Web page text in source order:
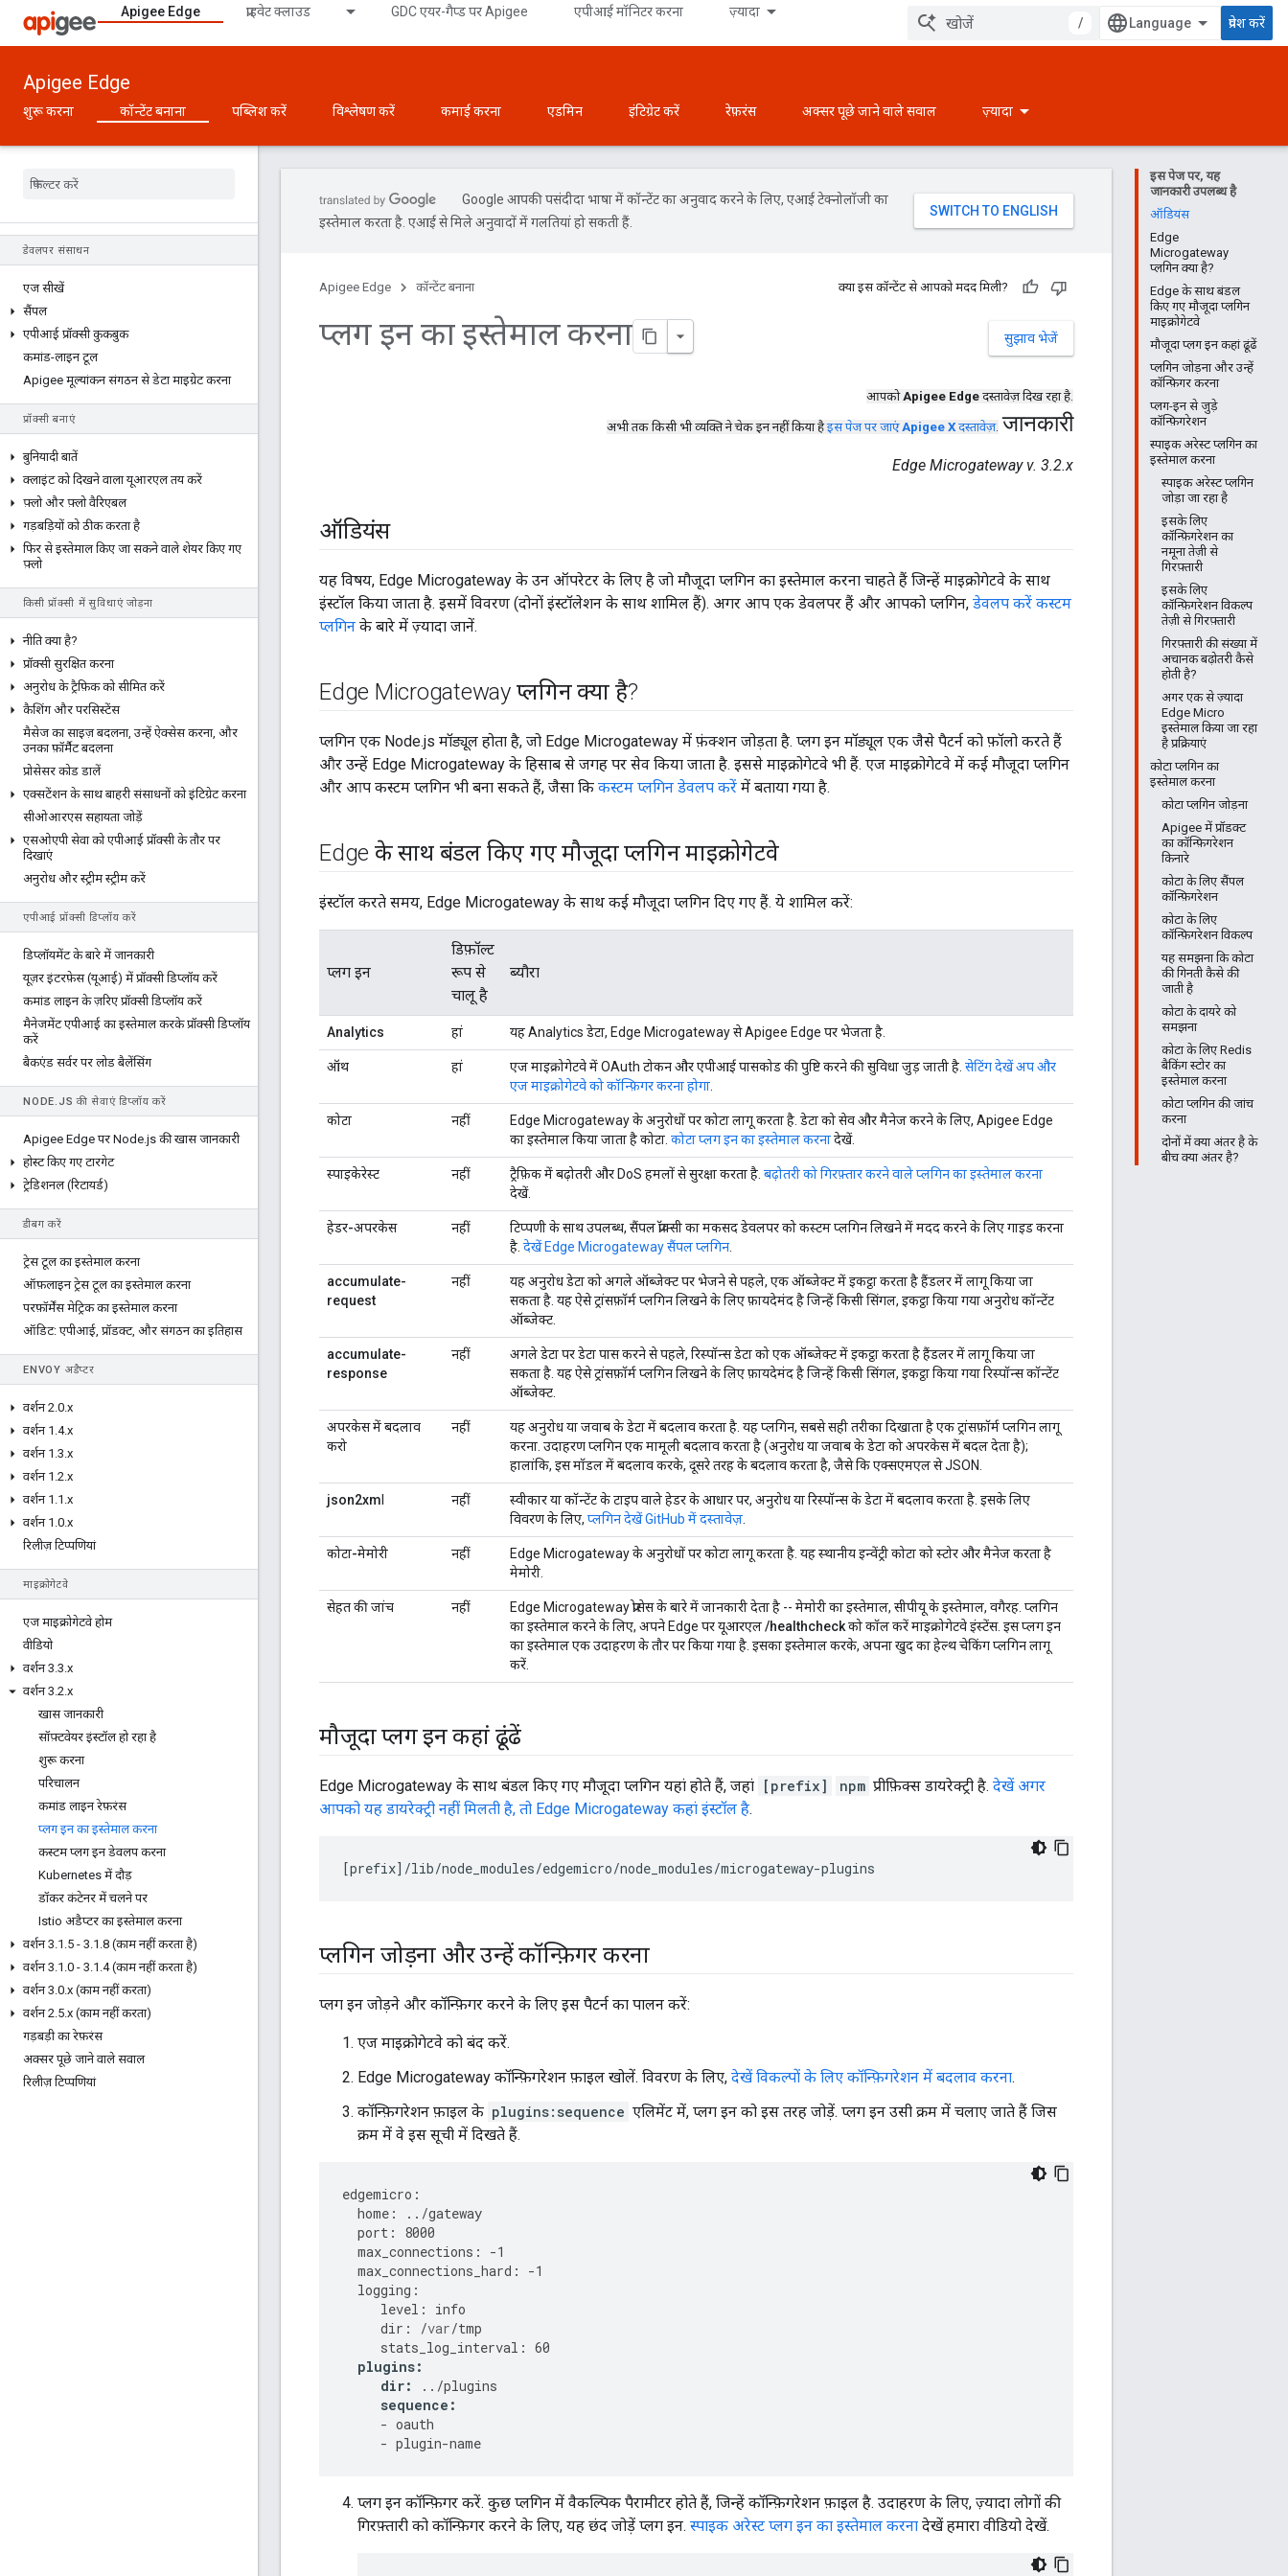
Apigee Edge प्राइवेट क्लाउड GDC एयर-गैप्ड पर Apigee एपीआई मॉनिटर करना ज़्यादा
/ प्रवेश करें
Apigee Edge
शुरू करना कॉन्टेंट बनाना पब्लिश करें विश्लेषण करें कमाई करना एडमिन इंटिग्रेट करें रेफ़रंस अक्सर पूछे जाने वाले सवाल ज़्यादा
डेवलपर संसाधन
एज सीखें
सैंपल
एपीआई प्रॉक्सी कुकबुक
कमांड-लाइन टूल
Apigee मूल्यांकन संगठन से डेटा माइग्रेट करना
प्रॉक्सी बनाएं
बुनियादी बातें
क्लाइंट को दिखने वाला यूआरएल तय करें
फ़्लो और फ़्लो वैरिएबल
गड़बड़ियों को ठीक करता है
फिर से इस्तेमाल किए जा सकने वाले शेयर किए गए
फ़्लो
किसी प्रॉक्सी में सुविधाएं जोड़ना
नीति क्या है?
प्रॉक्सी सुरक्षित करना
अनुरोध के ट्रैफ़िक को सीमित करें
कैशिंग और परसिस्टेंस
मैसेज का साइज़ बदलना, उन्हें ऐक्सेस करना, और
उनका फ़ॉर्मैट बदलना
प्रोसेसर कोड डालें
एक्सटेंशन के साथ बाहरी संसाधनों को इंटिग्रेट करना
सीओआरएस सहायता जोड़ें
एसओएपी सेवा को एपीआई प्रॉक्सी के तौर पर
दिखाएं
अनुरोध और स्ट्रीम स्ट्रीम करें
एपीआई प्रॉक्सी डिप्लॉय करें
डिप्लॉयमेंट के बारे में जानकारी
यूज़र इंटरफ़ेस (यूआई) में प्रॉक्सी डिप्लॉय करें
कमांड लाइन के ज़रिए प्रॉक्सी डिप्लॉय करें
मैनेजमेंट एपीआई का इस्तेमाल करके प्रॉक्सी डिप्लॉय
करें
बैकएंड सर्वर पर लोड बैलेंसिंग
NODE. JS की सेवाएं डिप्लॉय करें
Apigee Edge पर Node.js की खास जानकारी
होस्ट किए गए टारगेट
ट्रेडिशनल (रिटायर्ड)
डीबग करें
ट्रेस टूल का इस्तेमाल करना
ऑफ़लाइन ट्रेस टूल का इस्तेमाल करना
परफ़ॉर्मेंस मेट्रिक का इस्तेमाल करना
ऑडिट: एपीआई, प्रॉडक्ट, और संगठन का इतिहास
ENVOY अडैप्टर
वर्शन 2.0.x
वर्शन 1 .4.x
वर्शन 1 .3.x
वर्शन 1 .2.x
वर्शन 1 .1 .x
वर्शन 1 .0.x
रिलीज़ टिप्पणियां
माइक्रोगेटवे
एज माइक्रोगेटवे होम
वीडियो
वर्शन 3.3.x
वर्शन 3.2.x
खास जानकारी
सॉफ़्टवेयर इंस्टॉल हो रहा है
शुरू करना
परिचालन
कमांड लाइन रेफ़रंस
प्लग इन का इस्तेमाल करना
कस्टम प्लग इन डेवलप करना
Kubernetes में दौड़
डॉकर कंटेनर में चलने पर
Istio अडैप्टर का इस्तेमाल करना
वर्शन 3.1 .5 - 3.1 .8 (काम नहीं करता है)
वर्शन 3.1 .0 - 3.1 .4 (काम नहीं करता है)
वर्शन 3.0.x (काम नहीं करता)
वर्शन 2.5.x (काम नहीं करता)
गड़बड़ी का रेफ़रंस
अक्सर पूछे जाने वाले सवाल
रिलीज़ टिप्पणियां
इस पेज पर, यह
जानकारी उपलब्ध है
ऑडियंस
Edge
Microgateway
प्लगिन क्या है?
Edge के साथ बंडल
किए गए मौजूदा प्लगिन
माइक्रोगेटवे
मौजूदा प्लग इन कहां ढूंढें
प्लगिन जोड़ना और उन्हें
कॉन्फ़िगर करना
प्लग-इन से जुड़े
कॉन्फ़िगरेशन
स्पाइक अरेस्ट प्लगिन का
इस्तेमाल करना
स्पाइक अरेस्ट प्लगिन
जोड़ा जा रहा है
इसके लिए
कॉन्फ़िगरेशन का
नमूना तेज़ी से
गिरफ़्तारी
इसके लिए
कॉन्फ़िगरेशन विकल्प
तेज़ी से गिरफ़्तारी
गिरफ़्तारी की संख्या में
अचानक बढ़ोतरी कैसे
होती है?
अगर एक से ज़्यादा
Edge Micro
इस्तेमाल किया जा रहा
है प्रक्रियाएं
कोटा प्लगिन का
इस्तेमाल करना
कोटा प्लगिन जोड़ना
Apigee में प्रॉडक्ट
का कॉन्फ़िगरेशन
किनारे
कोटा के लिए सैंपल
कॉन्फ़िगरेशन
कोटा के लिए
कॉन्फ़िगरेशन विकल्प
यह समझना कि कोटा
की गिनती कैसे की
जाती है
कोटा के दायरे को
समझना
कोटा के लिए Redis
बैकिंग स्टोर का
इस्तेमाल करना
कोटा प्लगिन की जांच
करना
दोनों में क्या अंतर है के
बीच क्या अंतर है?
Google आपकी पसंदीदा भाषा में कॉन्टेंट का अनुवाद करने के लिए, एआई टेक्नोलॉजी का
इस्तेमाल करता है. एआई से मिले अनुवादों में गलतियां हो सकती हैं.
Apigee Edge कॉन्टेंट बनाना क्या इस कॉन्टेंट से आपको मदद मिली?
सुझाव भेजें
प्लग इन का इस्तेमाल करना
आपकोApigee Edge दस्तावेज़ दिख रहा है.
अभी तक किसी भी व्यक्ति ने चेक इन नहीं किया हैइस पेज पर जाएंApigee X दस्तावेज़. जानकारी
Edge Microgateway v. 3.2.x
ऑडियंस
यह विषय, Edge Microgateway के उन ऑपरेटर के लिए है जो मौजूदा प्लगिन का इस्तेमाल करना चाहते हैं जिन्हें माइक्रोगेटवे के साथ
इंस्टॉल किया जाता है. इसमें विवरण (दोनों इंस्टॉलेशन के साथ शामिल हैं). अगर आप एक डेवलपर हैं और आपको प्लगिन, डेवलप करें कस्टम
प्लगिन के बारे में ज़्यादा जानें.
Edge Microgateway प्लगिन क्या है?
प्लगिन एक Node.js मॉड्यूल होता है, जो Edge Microgateway में फ़ंक्शन जोड़ता है. प्लग इन मॉड्यूल एक जैसे पैटर्न को फ़ॉलो करते हैं
और उन्हें Edge Microgateway के हिसाब से जगह पर सेव किया जाता है. इससे माइक्रोगेटवे भी हैं. एज माइक्रोगेटवे में कई मौजूदा प्लगिन
और आप कस्टम प्लगिन भी बना सकते हैं, जैसा कि कस्टम प्लगिन डेवलप करें में बताया गया है.
Edge के साथ बंडल किए गए मौजूदा प्लगिन माइक्रोगेटवे
इंस्टॉल करते समय, Edge Microgateway के साथ कई मौजूदा प्लगिन दिए गए हैं. ये शामिल करें:
प्लग इन
डिफ़ॉल्ट
रूप से
चालू है
ब्यौरा
Analytics हां यह Analytics डेटा, Edge Microgateway से Apigee Edge पर भेजता है.
ऑथ हां एज माइक्रोगेटवे में OAuth टोकन और एपीआई पासकोड की पुष्टि करने की सुविधा जुड़ जाती है. सेटिंग देखें अप और
एज माइक्रोगेटवे को कॉन्फ़िगर करना होगा
कोटा नहीं
Edge Microgateway के अनुरोधों पर कोटा लागू करता है. डेटा को सेव और मैनेज करने के लिए, Apigee Edge
का इस्तेमाल किया जाता है कोटा. कोटा प्लग इन का इस्तेमाल करनादेखें.
स्पाइकेरेस्ट नहीं ट्रैफ़िक में बढ़ोतरी और DoS हमलों से सुरक्षा करता है. बढ़ोतरी को गिरफ़्तार करने वाले प्लगिन का इस्तेमाल करना
देखें.
हेडर-अपरकेस नहीं
टिप्पणी के साथ उपलब्ध, सैंपल प्रॉक्सी का मकसद डेवलपर को कस्टम प्लगिन लिखने में मदद करने के लिए गाइड करना
है. देखें Edge Microgateway सैंपल प्लगिन
accumulate-
request
नहीं
यह अनुरोध डेटा को अगले ऑब्जेक्ट पर भेजने से पहले, एक ऑब्जेक्ट में इकट्ठा करता है हैंडलर में लागू किया जा
सकता है. यह ऐसे ट्रांसफ़ॉर्म प्लगिन लिखने के लिए फ़ायदेमंद है जिन्हें किसी सिंगल, इकट्ठा किया गया अनुरोध कॉन्टेंट
ऑब्जेक्ट.
accumulate-
response
नहीं
अगले डेटा पर डेटा पास करने से पहले, रिस्पॉन्स डेटा को एक ऑब्जेक्ट में इकट्ठा करता है हैंडलर में लागू किया जा
सकता है. यह ऐसे ट्रांसफ़ॉर्म प्लगिन लिखने के लिए फ़ायदेमंद है जिन्हें किसी सिंगल, इकट्ठा किया गया रिस्पॉन्स कॉन्टेंट
ऑब्जेक्ट.
अपरकेस में बदलाव
करो
नहीं
यह अनुरोध या जवाब के डेटा में बदलाव करता है. यह प्लगिन, सबसे सही तरीका दिखाता है एक ट्रांसफ़ॉर्म प्लगिन लागू
करना. उदाहरण प्लगिन एक मामूली बदलाव करता है (अनुरोध या जवाब के डेटा को अपरकेस में बदल देता है);
हालांकि, इस मॉडल में बदलाव करके, दूसरे तरह के बदलाव करता है, जैसे कि एक्सएमएल से JSON.
json2xm नहीं
स्वीकार या कॉन्टेंट के टाइप वाले हेडर के आधार पर, अनुरोध या रिस्पॉन्स के डेटा में बदलाव करता है. इसके लिए
विवरण के लिए, प्लगिन देखें GitHub में दस्तावेज़
कोटा-मेमोरी नहीं
Edge Microgateway के अनुरोधों पर कोटा लागू करता है. यह स्थानीय इन्वेंट्री कोटा को स्टोर और मैनेज करता है
मेमोरी.
सेहत की जांच नहीं
Edge Microgateway प्रोसेस के बारे में जानकारी देता है -- मेमोरी का इस्तेमाल, सीपीयू के इस्तेमाल, वगैरह. प्लगिन
का इस्तेमाल करने के लिए, अपने Edge पर यूआरएल/healthcheckको कॉल करें माइक्रोगेटवे इंस्टेंस. इस प्लग इन
का इस्तेमाल एक उदाहरण के तौर पर किया गया है. इसका इस्तेमाल करके, अपना खुद का हेल्थ चेकिंग प्लगिन लागू
करें.
मौजूदा प्लग इन कहां ढूंढें
Edge Microgateway के साथ बंडल किए गए मौजूदा प्लगिन यहां होते हैं, जहां [prefix] npm प्रीफ़िक्स डायरेक्ट्री है. देखें अगर
आपको यह डायरेक्ट्री नहीं मिलती है, तो Edge Microgateway कहां इंस्टॉल है.
[prefix]/lib/node_modules/edgemicro/node_modules/microgateway-plugins
प्लगिन जोड़ना और उन्हें कॉन्फ़िगर करना
प्लग इन जोड़ने और कॉन्फ़िगर करने के लिए इस पैटर्न का पालन करें:
एज माइक्रोगेटवे को बंद करें.
Edge Microgateway कॉन्फ़िगरेशन फ़ाइल खोलें. विवरण के लिए, देखें विकल्पों के लिए कॉन्फ़िगरेशन में बदलाव करना.
कॉन्फ़िगरेशन फ़ाइल के plugins:sequence एलिमेंट में, प्लग इन को इस तरह जोड़ें. प्लग इन उसी क्रम में चलाए जाते हैं जिस
क्रम में वे इस सूची में दिखते हैं.
edgemicro :
home : ../gateway
port :
8000
max_connections : -1
max_connections_hard : -1
logging :
level :
info
dir : /var/tmp
stats_log_interval : 60
plugins:
dir: ../plugins
sequence :
- oauth
- plugin-name
प्लग इन कॉन्फ़िगर करें. कुछ प्लगिन में वैकल्पिक पैरामीटर होते हैं, जिन्हें कॉन्फ़िगरेशन फ़ाइल है. उदाहरण के लिए, ज़्यादा लोगों की
गिरफ़्तारी को कॉन्फ़िगर करने के लिए, यह छंद जोड़ें प्लग इन. स्पाइक अरेस्ट प्लग इन का इस्तेमाल करना देखें हमारा वीडियो देखें.